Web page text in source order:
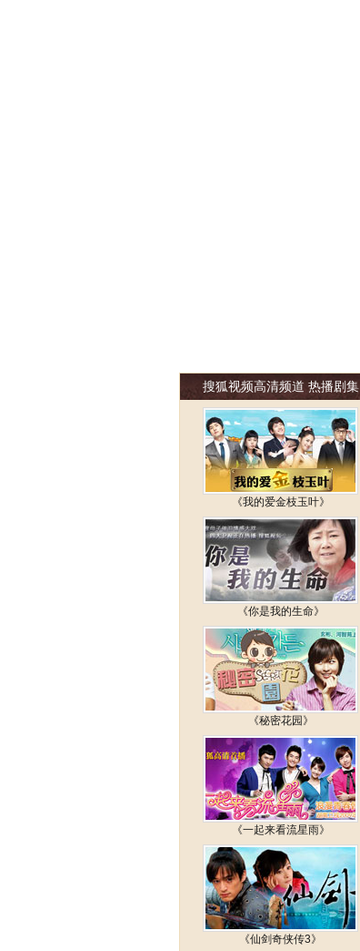
搜狐视频高清频道 热播剧集
《我的爱金枝玉叶》
《你是我的生命》
《秘密花园》
《一起来看流星雨》
《仙剑奇侠传3》